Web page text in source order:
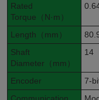
Rated
Torque（N·m）
Length（mm）
Shaft
Diameter（mm）
14
Encoder
7-
Communication